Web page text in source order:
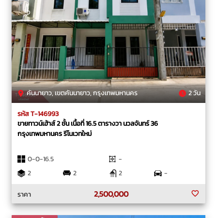
คันนายาว, เขตคันนายาว, กรุงเทพมหานคร 2 วัน
รหัส T-146993
ขายทาวน์เฮ้าส์ 2 ชั้น เนื้อที่ 16.5 ตารางวา นวลจันทร์ 36
กรุงเทพมหานคร รีโนเวทใหม่
0-0-16.5
-
2
2 2
-
ราคา
2,500,000